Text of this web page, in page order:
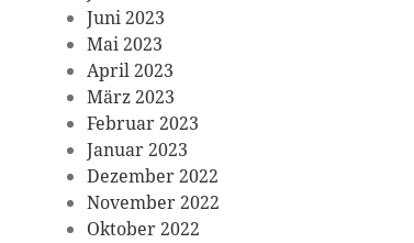
Juni 2023
Mai 2023
April 2023
März 2023
Februar 2023
Januar 2023
Dezember 2022
November 2022
Oktober 2022